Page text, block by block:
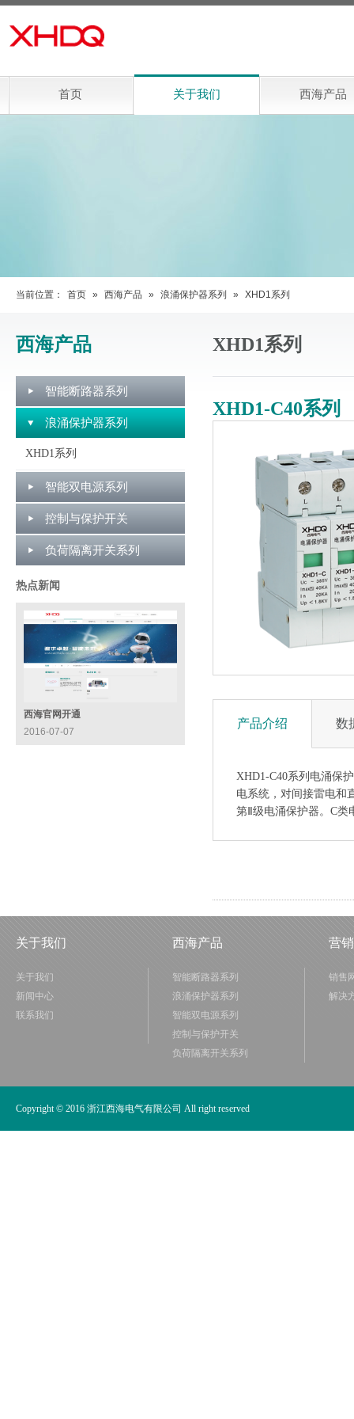
首页 关于我们 西海产品
当前位置： 首页 » 西海产品 » 浪涌保护器系列 » XHD1系列
西海产品
智能断路器系列
浪涌保护器系列
XHD1系列
智能双电源系列
控制与保护开关
负荷隔离开关系列
热点新闻
西海官网开通
2016-07-07
XHD1系列
XHD1-C40系列
产品介绍 数
XHD1-C40系列电涌保
电系统，对间接雷电和
第Ⅱ级电涌保护器。C类
关于我们
关于我们
新闻中心
联系我们
西海产品
智能断路器系列
浪涌保护器系列
智能双电源系列
控制与保护开关
负荷隔离开关系列
营
销售
解决
Copyright © 2016 浙江西海电气有限公司 All right reserved